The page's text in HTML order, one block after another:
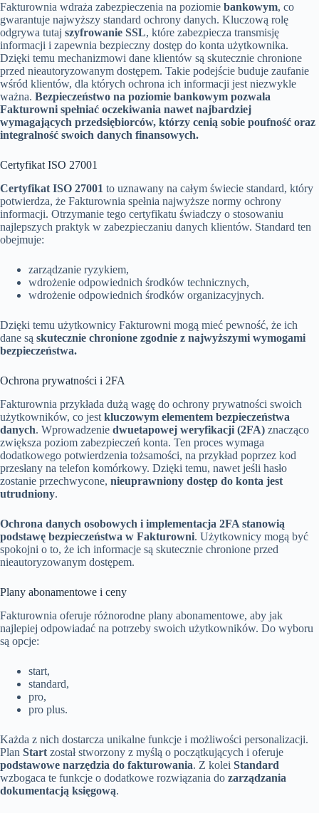
Fakturownia wdraża zabezpieczenia na poziomie bankowym, co
gwarantuje najwyższy standard ochrony danych. Kluczową rolę
odgrywa tutaj szyfrowanie SSL, które zabezpiecza transmisję
informacji i zapewnia bezpieczny dostęp do konta użytkownika.
Dzięki temu mechanizmowi dane klientów są skutecznie chronione
przed nieautoryzowanym dostępem. Takie podejście buduje zaufanie
wśród klientów, dla których ochrona ich informacji jest niezwykle
ważna. Bezpieczeństwo na poziomie bankowym pozwala
Fakturowni spełniać oczekiwania nawet najbardziej
wymagających przedsiębiorców, którzy cenią sobie poufność oraz
integralność swoich danych finansowych.
Certyfikat ISO 27001
Certyfikat ISO 27001 to uznawany na całym świecie standard, który
potwierdza, że Fakturownia spełnia najwyższe normy ochrony
informacji. Otrzymanie tego certyfikatu świadczy o stosowaniu
najlepszych praktyk w zabezpieczaniu danych klientów. Standard ten
obejmuje:
zarządzanie ryzykiem,
wdrożenie odpowiednich środków technicznych,
wdrożenie odpowiednich środków organizacyjnych.
Dzięki temu użytkownicy Fakturowni mogą mieć pewność, że ich
dane są skutecznie chronione zgodnie z najwyższymi wymogami
bezpieczeństwa.
Ochrona prywatności i 2FA
Fakturownia przykłada dużą wagę do ochrony prywatności swoich
użytkowników, co jest kluczowym elementem bezpieczeństwa
danych. Wprowadzenie dwuetapowej weryfikacji (2FA) znacząco
zwiększa poziom zabezpieczeń konta. Ten proces wymaga
dodatkowego potwierdzenia tożsamości, na przykład poprzez kod
przesłany na telefon komórkowy. Dzięki temu, nawet jeśli hasło
zostanie przechwycone, nieuprawniony dostęp do konta jest
utrudniony.
Ochrona danych osobowych i implementacja 2FA stanowią
podstawę bezpieczeństwa w Fakturowni. Użytkownicy mogą być
spokojni o to, że ich informacje są skutecznie chronione przed
nieautoryzowanym dostępem.
Plany abonamentowe i ceny
Fakturownia oferuje różnorodne plany abonamentowe, aby jak
najlepiej odpowiadać na potrzeby swoich użytkowników. Do wyboru
są opcje:
start,
standard,
pro,
pro plus.
Każda z nich dostarcza unikalne funkcje i możliwości personalizacji.
Plan Start został stworzony z myślą o początkujących i oferuje
podstawowe narzędzia do fakturowania. Z kolei Standard
wzbogaca te funkcje o dodatkowe rozwiązania do zarządzania
dokumentacją księgową.